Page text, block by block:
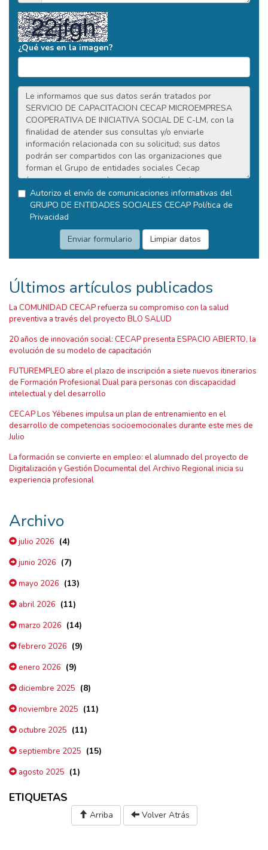
¿Qué ves en la imagen?
Autorizo el envío de comunicaciones informativas del
GRUPO DE ENTIDADES SOCIALES CECAP Política de
Privacidad
Últimos artículos publicados
La COMUNIDAD CECAP refuerza su compromiso con la salud
preventiva a través del proyecto BLO SALUD
20 años de innovación social: CECAP presenta ESPACIO ABIERTO, la
evolución de su modelo de capacitación
FUTUREMPLEO abre el plazo de inscripción a siete nuevos itinerarios
de Formación Profesional Dual para personas con discapacidad
intelectual y del desarrollo
CECAP Los Yébenes impulsa un plan de entrenamiento en el
desarrollo de competencias socioemocionales durante este mes de
Julio
La formación se convierte en empleo: el alumnado del proyecto de
Digitalización y Gestión Documental del Archivo Regional inicia su
experiencia profesional
Archivo
julio 2026 (4)
junio 2026 (7)
mayo 2026 (13)
abril 2026 (11)
marzo 2026 (14)
febrero 2026 (9)
enero 2026 (9)
diciembre 2025 (8)
noviembre 2025 (11)
octubre 2025 (11)
septiembre 2025 (15)
agosto 2025 (1)
ETIQUETAS
Arriba Volver Atrás